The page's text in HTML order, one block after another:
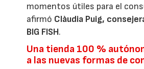
momentos útiles para el
afirmó Clàudia Puig,
BIG FISH.
Una tienda 100 %
a las nuevas formas de